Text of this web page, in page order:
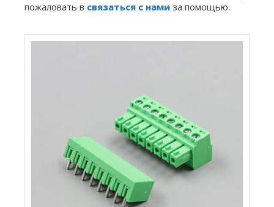
пожаловать в связаться с нами за помощью.